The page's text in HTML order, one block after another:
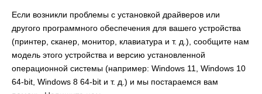
Если возникли проблемы с установкой драйверов или
другого программного обеспечения для вашего устройства
(принтер, сканер, монитор, клавиатура и т. д.), сообщите нам
модель этого устройства и версию установленной
операционной системы (например: Windows 11, Windows 10
64-bit, Windows 8 64-bit и т. д.) и мы постараемся вам